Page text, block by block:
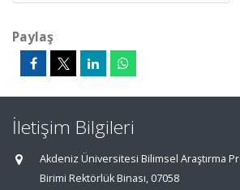
Paylaş
İletişim Bilgileri
Akdeniz Üniversitesi Bilimsel Araştırma
Birimi Rektörlük Binası, 07058